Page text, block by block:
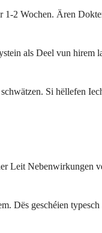
Wochen. Ären
als Deel vun
Si hëllefen
Leit Nebenwirkungen
Dës geschéien